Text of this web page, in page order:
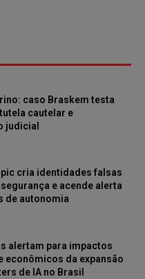
caso Braskem testa
cautelar e
judicial
cria identidades falsas
e acende alerta
de autonomia
alertam para impactos
econômicos da expansão
de IA no Brasil